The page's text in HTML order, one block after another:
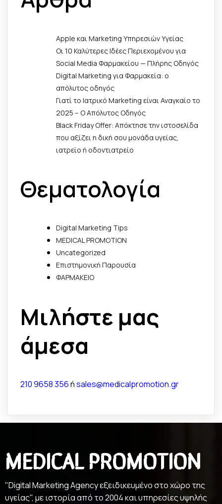
Apple και Marketing Υπηρεσιών Υγείας
Οι 10 Καλύτερες Ιδέες Περιεχομένου για
Social Media Φαρμακείου — Πλήρης Οδηγός
Digital Marketing για Φαρμακεία: ο
απόλυτος οδηγός
Γιατί το Ιατρικό Marketing είναι Αναγκαίο το
2025 – Ο Απόλυτος Οδηγός
Black Friday Offer: Απόκτησε την ιστοσελίδα
που αξίζει η δική σου μονάδα υγείας,
ιατρείο ή οδοντιατρείο
Θεματολογία
Digital Marketing Tips
MEDICAL PROMOTION
Uncategorized
Επιστημονική Παρουσία
ΦΑΡΜΑΚΕΙΟ
Μιλήστε μας
άμεσα
210 9658 356ήsales@medicalpromotion.gr
MEDICAL PROMOTION
"Digital Marketing Agency εξειδικευμένο στο χώρο της
υγείας", με ιστορία από το 2004 και υπηρεσίες υψηλής